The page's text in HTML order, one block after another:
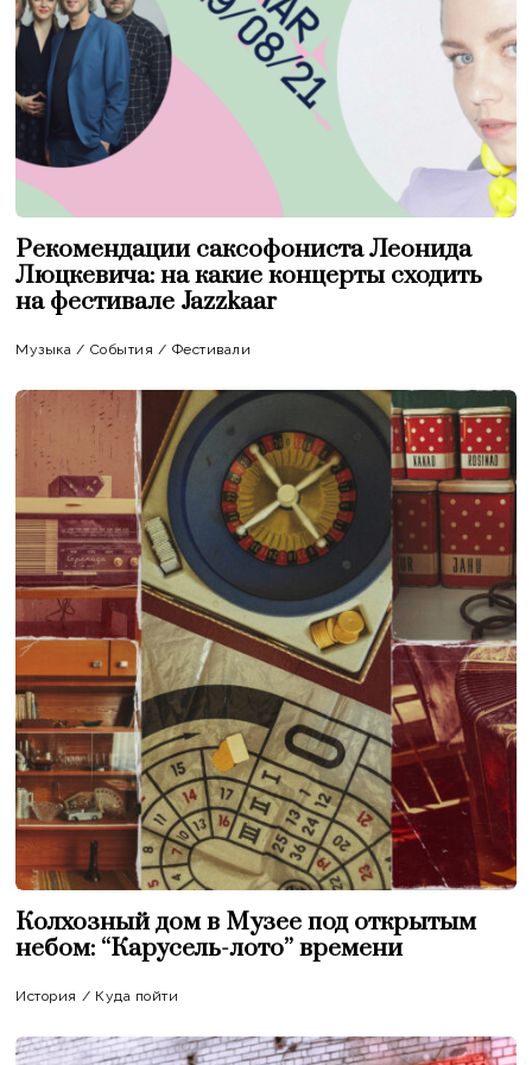
Рекомендации саксофониста Леонида
Люцкевича: на какие концерты сходить
на фестивале Jazzkaar
Музыка / События / Фестивали
Колхозный дом в Музее под открытым
небом: “Карусель-лото” времени
История / Куда пойти